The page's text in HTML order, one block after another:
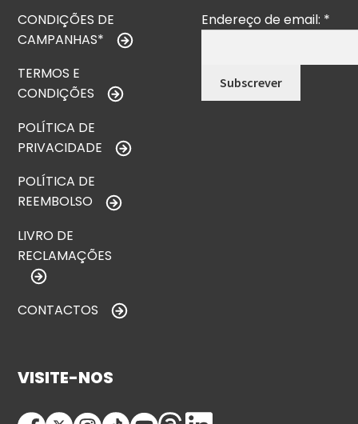
CONDIÇÕES DE
CAMPANHAS*
TERMOS E
CONDIÇÕES
POLÍTICA DE
PRIVACIDADE
POLÍTICA DE
REEMBOLSO
LIVRO DE
RECLAMAÇÕES
CONTACTOS
Endereço de email: *
VISITE-NOS